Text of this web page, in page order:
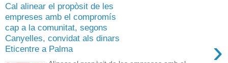
Cal alinear el propòsit de les
empreses amb el compromís
cap a la comunitat, segons
Canyelles, convidat als dinars
Eticentre a Palma
›